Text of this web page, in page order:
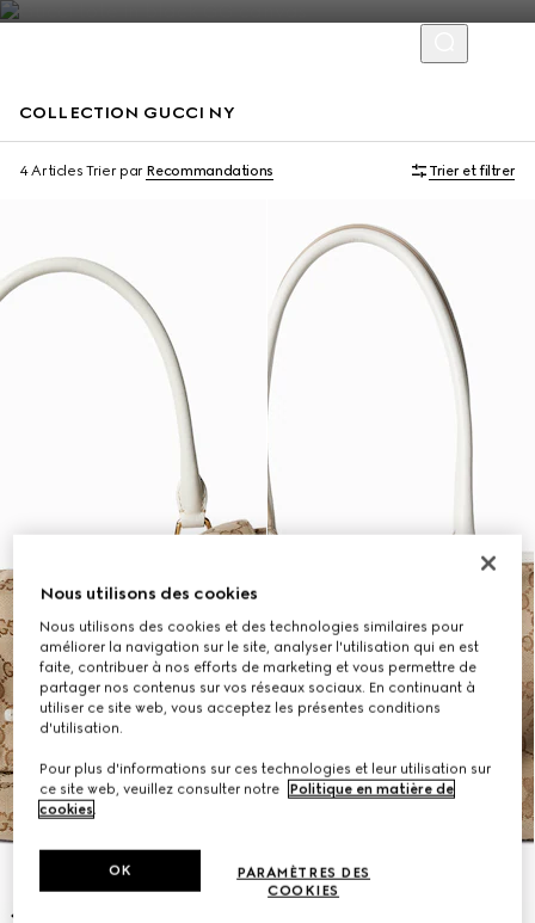
COLLECTION GUCCI NY
4 Articles Trier par Recommandations Trier et filtrer
Édition Limitée
Nous utilisons des cookies
Nous utilisons des cookies et des technologies similaires pour
améliorer la navigation sur le site, analyser l'utilisation qui en est
faite, contribuer à nos efforts de marketing et vous permettre de
partager nos contenus sur vos réseaux sociaux. En continuant à
utiliser ce site web, vous acceptez les présentes conditions
d'utilisation.
Pour plus d'informations sur ces technologies et leur utilisation sur
ce site web, veuillez consulter notre
Politique en matière de
cookies.
PARAMÈTRES DES
COOKIES
OK